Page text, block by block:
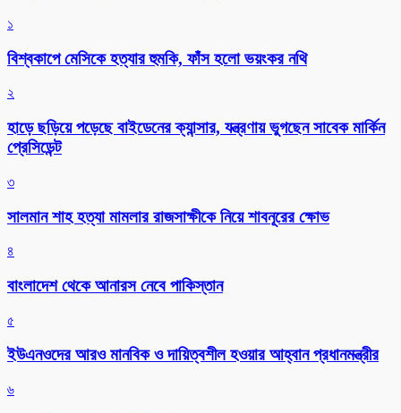
১
বিশ্বকাপে মেসিকে হত্যার হুমকি, ফাঁস হলো ভয়ংকর নথি
২
হাড়ে ছড়িয়ে পড়েছে বাইডেনের ক্যান্সার, যন্ত্রণায় ভুগছেন সাবেক মার্কিন
প্রেসিডেন্ট
৩
সালমান শাহ হত্যা মামলার রাজসাক্ষীকে নিয়ে শাবনূরের ক্ষোভ
৪
বাংলাদেশ থেকে আনারস নেবে পাকিস্তান
৫
ইউএনওদের আরও মানবিক ও দায়িত্বশীল হওয়ার আহ্বান প্রধানমন্ত্রীর
৬